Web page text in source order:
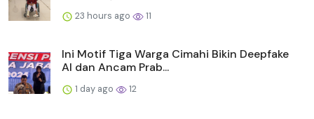
23 hours ago 11
Ini Motif Tiga Warga Cimahi Bikin Deepfake
AI dan Ancam Prab...
1 day ago 12